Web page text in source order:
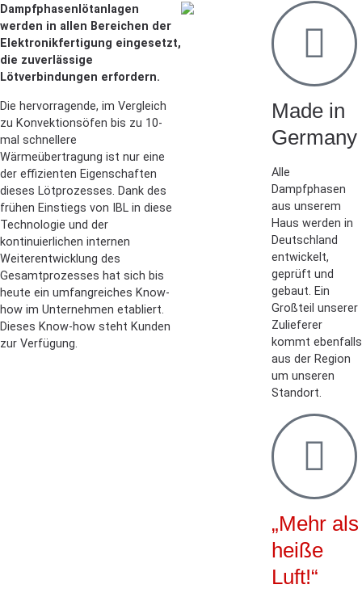
Dampfphasenlötanlagen
werden in allen Bereichen der
Elektronikfertigung eingesetzt,
die zuverlässige
Lötverbindungen erfordern.
Die hervorragende, im Vergleich
zu Konvektionsöfen bis zu 10-
mal schnellere
Wärmeübertragung ist nur eine
der effizienten Eigenschaften
dieses Lötprozesses. Dank des
frühen Einstiegs von IBL in diese
Technologie und der
kontinuierlichen internen
Weiterentwicklung des
Gesamtprozesses hat sich bis
heute ein umfangreiches Know-
how im Unternehmen etabliert.
Dieses Know-how steht Kunden
zur Verfügung.
Made in
Germany
Alle
Dampfphasen
aus unserem
Haus werden in
Deutschland
entwickelt,
geprüft und
gebaut. Ein
Großteil unserer
Zulieferer
kommt ebenfalls
aus der Region
um unseren
Standort.
„Mehr als
heiße
Luft!“